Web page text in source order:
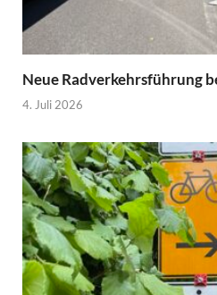
Neue Radverkehrsführung
4. Juli 2026